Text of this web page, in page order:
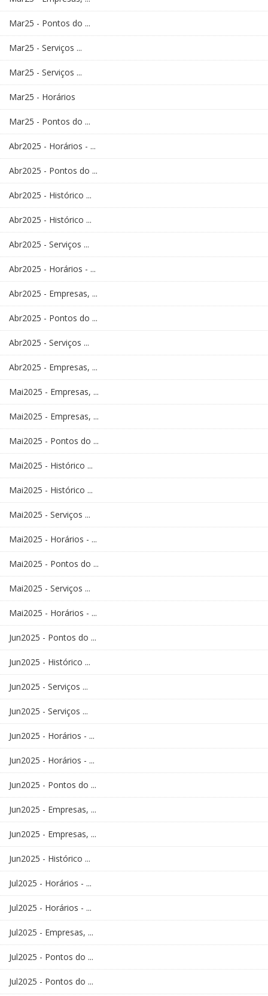
Mar25 - Pontos do ...
Mar25 - Serviços ...
Mar25 - Serviços ...
Mar25 - Horários
Mar25 - Pontos do ...
Abr2025 - Horários - ...
Abr2025 - Pontos do ...
Abr2025 - Histórico ...
Abr2025 - Histórico ...
Abr2025 - Serviços ...
Abr2025 - Horários - ...
Abr2025 - Empresas, ...
Abr2025 - Pontos do ...
Abr2025 - Serviços ...
Abr2025 - Empresas, ...
Mai2025 - Empresas, ...
Mai2025 - Empresas, ...
Mai2025 - Pontos do ...
Mai2025 - Histórico ...
Mai2025 - Histórico ...
Mai2025 - Serviços ...
Mai2025 - Horários - ...
Mai2025 - Pontos do ...
Mai2025 - Serviços ...
Mai2025 - Horários - ...
Jun2025 - Pontos do ...
Jun2025 - Histórico ...
Jun2025 - Serviços ...
Jun2025 - Serviços ...
Jun2025 - Horários - ...
Jun2025 - Horários - ...
Jun2025 - Pontos do ...
Jun2025 - Empresas, ...
Jun2025 - Empresas, ...
Jun2025 - Histórico ...
Jul2025 - Horários - ...
Jul2025 - Horários - ...
Jul2025 - Empresas, ...
Jul2025 - Pontos do ...
Jul2025 - Pontos do ...